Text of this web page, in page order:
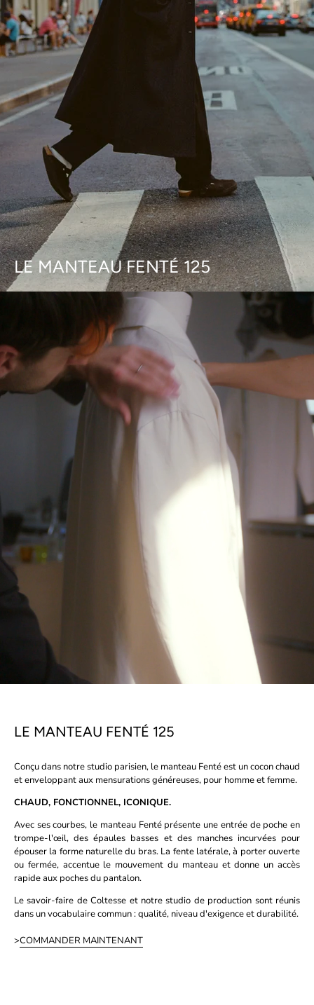
LE MANTEAU FENTÉ 125
LE MANTEAU FENTÉ 125
Conçu dans notre studio parisien, le manteau Fenté est un cocon chaud
et enveloppant aux mensurations généreuses, pour homme et femme.
CHAUD, FONCTIONNEL, ICONIQUE.
Avec ses courbes, le manteau Fenté présente une entrée de poche en
trompe-l'œil, des épaules basses et des manches incurvées pour
épouser la forme naturelle du bras. La fente latérale, à porter ouverte
ou fermée, accentue le mouvement du manteau et donne un accès
rapide aux poches du pantalon.
Le savoir-faire de Coltesse et notre studio de production sont réunis
dans un vocabulaire commun : qualité, niveau d'exigence et durabilité.
>COMMANDER MAINTENANT